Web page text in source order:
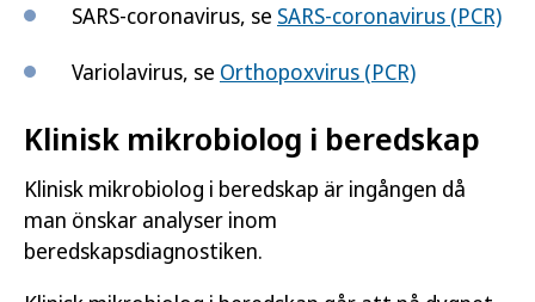
SARS-coronavirus, se SARS-coronavirus (PCR)
Variolavirus, se Orthopoxvirus (PCR)
Klinisk mikrobiolog i beredskap
Klinisk mikrobiolog i beredskap är ingången då
man önskar analyser inom
beredskapsdiagnostiken.